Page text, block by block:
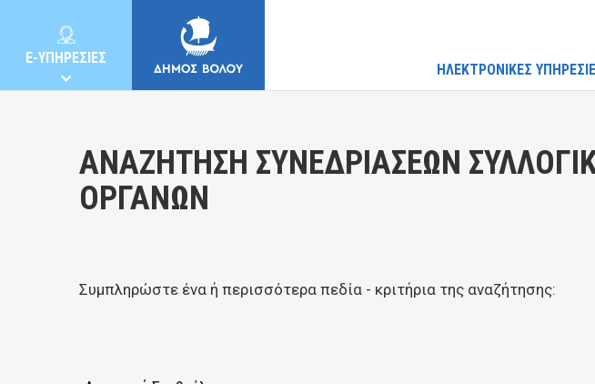
E-ΥΠΗΡΕΣΙΕΣ
ΗΛΕΚΤΡΟΝΙΚΕΣ
ΑΝΑΖΗΤΗΣΗ ΣΥΝΕΔΡΙΑΣΕΩΝ
ΟΡΓΑΝΩΝ
Συμπληρώστε ένα ή περισσότερα πεδία - κριτήρια της αναζήτησης: